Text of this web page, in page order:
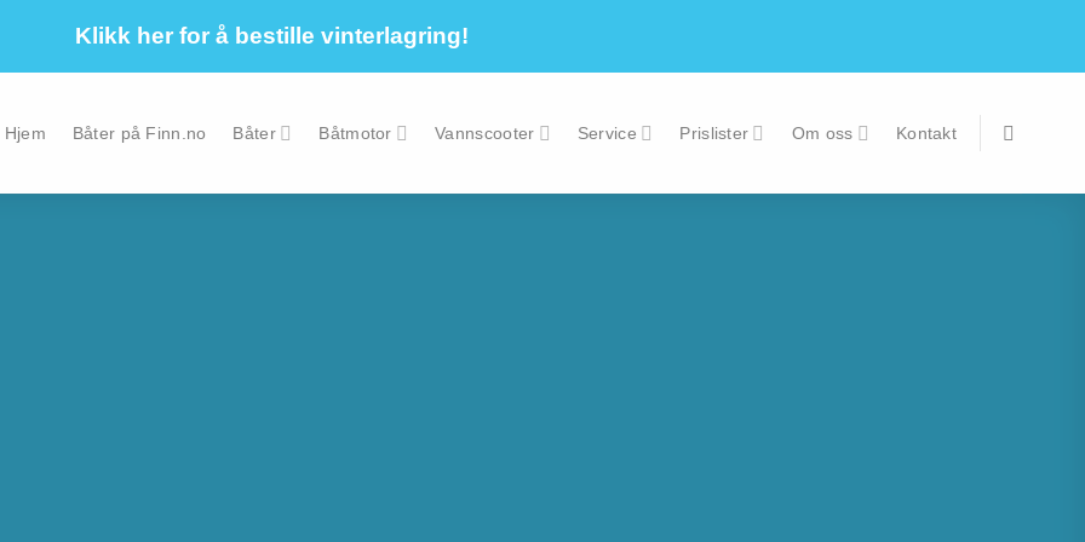
Klikk her for å bestille vinterlagring!
Hjem Båter på Finn.no Båter Båtmotor Vannscooter Service Prislister Om oss Kontakt